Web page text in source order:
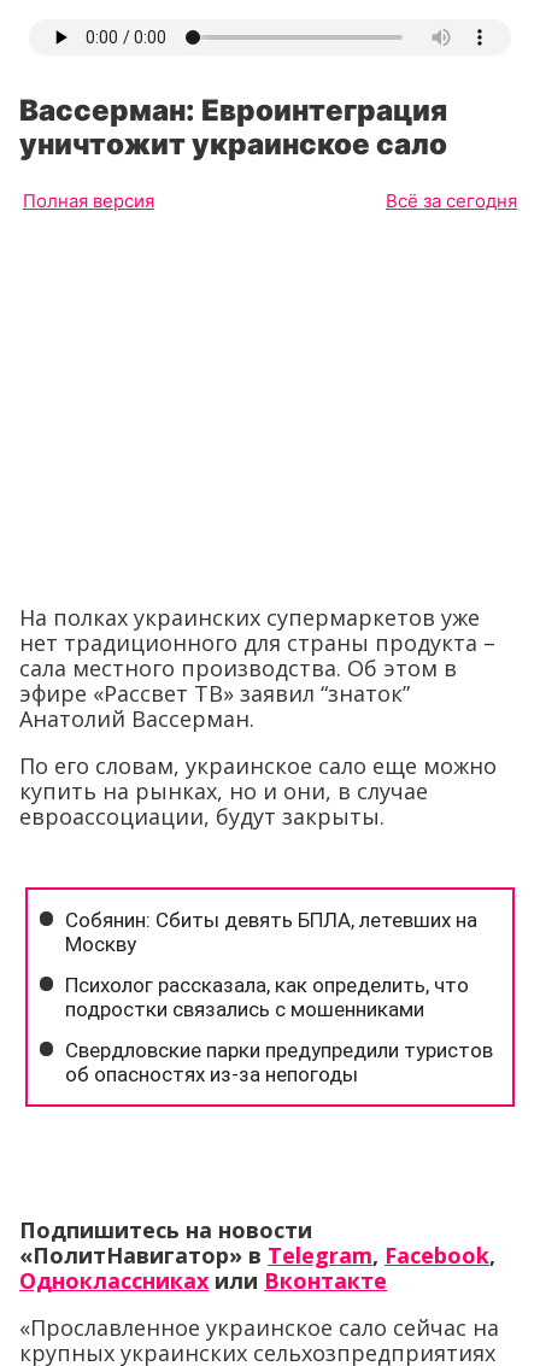
Вассерман: Евроинтеграция
уничтожит украинское сало
Полная версия Всё за сегодня
На полках украинских супермаркетов уже
нет традиционного для страны продукта –
сала местного производства. Об этом в
эфире «Рассвет ТВ» заявил “знаток”
Анатолий Вассерман.
По его словам, украинское сало еще можно
купить на рынках, но и они, в случае
евроассоциации, будут закрыты.
Подпишитесь на новости
«ПолитНавигатор» в Telegram, Facebook,
Одноклассниках или Вконтакте
«Прославленное украинское сало сейчас на
крупных украинских сельхозпредприятиях